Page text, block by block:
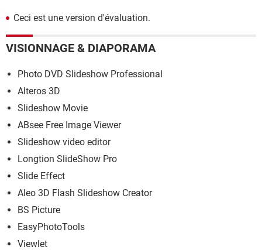
Ceci est une version d'évaluation.
VISIONNAGE & DIAPORAMA
Photo DVD Slideshow Professional
Alteros 3D
Slideshow Movie
ABsee Free Image Viewer
Slideshow video editor
Longtion SlideShow Pro
Slide Effect
Aleo 3D Flash Slideshow Creator
BS Picture
EasyPhotoTools
Viewlet